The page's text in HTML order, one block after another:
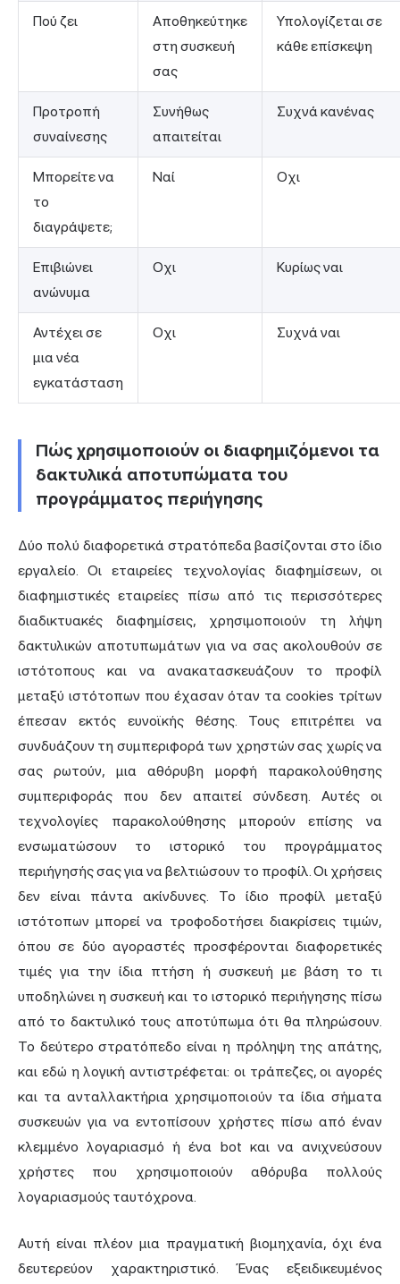
Πού ζει
Αποθηκεύτηκε
στη συσκευή
σας
Υπολογίζεται σε
κάθε επίσκεψη
Προτροπή
συναίνεσης
Συνήθως
απαιτείται
Συχνά κανένας
Μπορείτε να
το
διαγράψετε;
Ναί Οχι
Επιβιώνει
ανώνυμα
Οχι Κυρίως ναι
Αντέχει σε
μια νέα
εγκατάσταση
Οχι Συχνά ναι
Πώς χρησιμοποιούν οι διαφημιζόμενοι τα
δακτυλικά αποτυπώματα του
προγράμματος περιήγησης
Δύο πολύ διαφορετικά στρατόπεδα βασίζονται στο ίδιο
εργαλείο. Οι εταιρείες τεχνολογίας διαφημίσεων, οι
διαφημιστικές εταιρείες πίσω από τις περισσότερες
διαδικτυακές διαφημίσεις, χρησιμοποιούν τη λήψη
δακτυλικών αποτυπωμάτων για να σας ακολουθούν σε
ιστότοπους και να ανακατασκευάζουν το προφίλ
μεταξύ ιστότοπων που έχασαν όταν τα cookies τρίτων
έπεσαν εκτός ευνοϊκής θέσης. Τους επιτρέπει να
συνδυάζουν τη συμπεριφορά των χρηστών σας χωρίς να
σας ρωτούν, μια αθόρυβη μορφή παρακολούθησης
συμπεριφοράς που δεν απαιτεί σύνδεση. Αυτές οι
τεχνολογίες παρακολούθησης μπορούν επίσης να
ενσωματώσουν το ιστορικό του προγράμματος
περιήγησής σας για να βελτιώσουν το προφίλ. Οι χρήσεις
δεν είναι πάντα ακίνδυνες. Το ίδιο προφίλ μεταξύ
ιστότοπων μπορεί να τροφοδοτήσει διακρίσεις τιμών,
όπου σε δύο αγοραστές προσφέρονται διαφορετικές
τιμές για την ίδια πτήση ή συσκευή με βάση το τι
υποδηλώνει η συσκευή και το ιστορικό περιήγησης πίσω
από το δακτυλικό τους αποτύπωμα ότι θα πληρώσουν.
Το δεύτερο στρατόπεδο είναι η πρόληψη της απάτης,
και εδώ η λογική αντιστρέφεται: οι τράπεζες, οι αγορές
και τα ανταλλακτήρια χρησιμοποιούν τα ίδια σήματα
συσκευών για να εντοπίσουν χρήστες πίσω από έναν
κλεμμένο λογαριασμό ή ένα bot και να ανιχνεύσουν
χρήστες που χρησιμοποιούν αθόρυβα πολλούς
λογαριασμούς ταυτόχρονα.
Αυτή είναι πλέον μια πραγματική βιομηχανία, όχι ένα
δευτερεύον χαρακτηριστικό. Ένας εξειδικευμένος